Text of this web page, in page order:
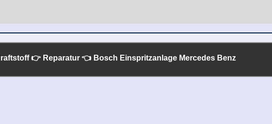
👉 Reparatur 👈 Bosch Einspritzanlage Mercedes Benz